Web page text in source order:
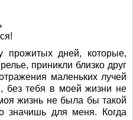
прожитых дней, которые,
приникли близко друг
маленьких лучей
без тебя в моей жизни не
жизнь не была бы такой
значишь для меня. Когда